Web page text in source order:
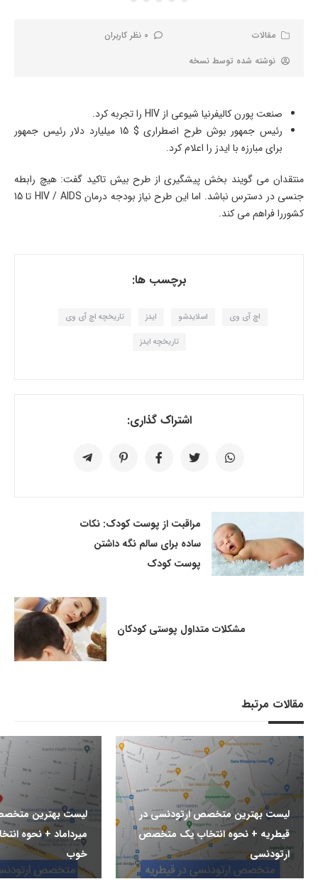
مقالات
0 نظر کاربران
نوشته شده توسط نسخه
صنعت پورن کالیفرنیا شیوعی از HIV را تجربه کرد.
رئیس جمهور بوش طرح اضطراری $ 15 میلیارد دلار رئیس جمهور
برای مبارزه با ایدز را اعلام کرد.
منتقدان می گویند بخش پیشگیری از طرح بیش تاکید گفت: هیچ رابطه
جنسی در دسترس نباشد. اما این طرح نیاز بودجه درمان HIV / AIDS تا 15
کشوررا فراهم می کند.
برچسب ها:
اچ آی وی اسلایدشو ایدز تاریخچه اچ آی وی
تاریخچه ایدز
اشتراک گذاری:
مراقبت از پوست کودک: نکات
ساده برای سالم نگه داشتن
پوست کودک
مشکلات متداول پوستی کودکان
مقالات مرتبط
لیست بهترین متخصص ارتودنسی در
قیطریه + نحوه انتخاب یک متخصص
ارتودنسی
لیست بهترین
میرداماد + نحوه
خوب